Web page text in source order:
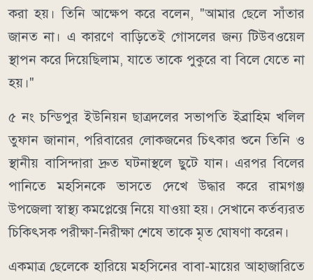
করা হয়। তিনি আক্ষেপ করে বলেন, "আমার ছেলে সাঁতার
জানত না। এ কারণে বাড়িতেই গোসলের জন্য টিউবওয়েল
স্থাপন করে দিয়েছিলাম, যাতে তাকে পুকুরে বা বিলে যেতে না
হয়।"
৫ নং চন্ডিপুর ইউনিয়ন ছাত্রদলের সভাপতি ইব্রাহিম খলিল
তুফান জানান, পরিবারের লোকজনের চিৎকার শুনে তিনি ও
স্থানীয় বাসিন্দারা দ্রুত ঘটনাস্থলে ছুটে যান। এরপর বিলের
পানিতে মহসিনকে ভাসতে দেখে উদ্ধার করে রামগঞ্জ
উপজেলা স্বাস্থ্য কমপ্লেক্সে নিয়ে যাওয়া হয়। সেখানে কর্তব্যরত
চিকিৎসক পরীক্ষা-নিরীক্ষা শেষে তাকে মৃত ঘোষণা করেন।
একমাত্র ছেলেকে হারিয়ে মহসিনের বাবা-মায়ের আহাজারিতে